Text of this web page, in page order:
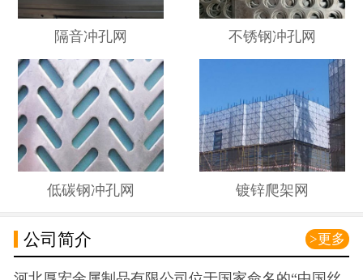
隔音冲孔网 不锈钢冲孔网
低碳钢冲孔网 镀锌爬架网
>更多
公司简介